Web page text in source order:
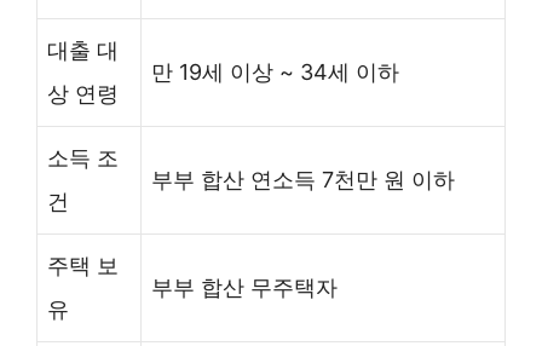
대출 대
상 연령
만 19세 이상 ~ 34세 이하
소득 조
건
부부 합산 연소득 7천만 원 이하
주택 보
유
부부 합산 무주택자